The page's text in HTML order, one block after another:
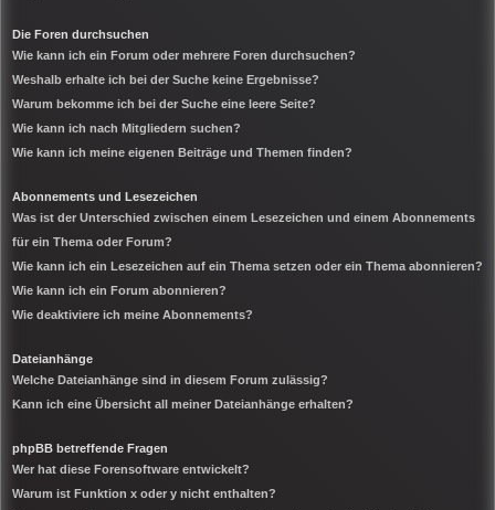
Die Foren durchsuchen
Wie kann ich ein Forum oder mehrere Foren durchsuchen?
Weshalb erhalte ich bei der Suche keine Ergebnisse?
Warum bekomme ich bei der Suche eine leere Seite?
Wie kann ich nach Mitgliedern suchen?
Wie kann ich meine eigenen Beiträge und Themen finden?
Abonnements und Lesezeichen
Was ist der Unterschied zwischen einem Lesezeichen und einem Abonnements
für ein Thema oder Forum?
Wie kann ich ein Lesezeichen auf ein Thema setzen oder ein Thema abonnieren?
Wie kann ich ein Forum abonnieren?
Wie deaktiviere ich meine Abonnements?
Dateianhänge
Welche Dateianhänge sind in diesem Forum zulässig?
Kann ich eine Übersicht all meiner Dateianhänge erhalten?
phpBB betreffende Fragen
Wer hat diese Forensoftware entwickelt?
Warum ist Funktion x oder y nicht enthalten?